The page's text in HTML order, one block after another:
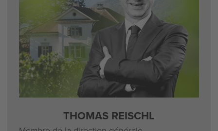
THOMAS REISCHL